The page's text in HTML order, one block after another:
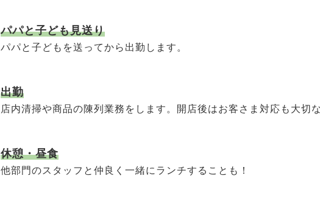
パパと子ども見送り
パパと子どもを送ってから出勤します。
出勤
店内清掃や商品の陳列業務をします。開店後はお客さま対応も大切
休憩・昼食
他部門のスタッフと仲良く一緒にランチすることも！